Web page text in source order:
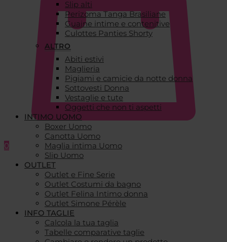
0
Slip alti
Perizoma Tanga Brasiliane
Guaine intime e contenitive
Culottes Panties Shorty
ALTRO
Abiti estivi
Maglieria
Pigiami e camicie da notte donna
Sottovesti Donna
Vestaglie e tute
Oggetti che non ti aspetti
INTIMO UOMO
Boxer Uomo
Canotta Uomo
Maglia intima Uomo
Slip Uomo
OUTLET
Outlet e Fine Serie
Outlet Costumi da bagno
Outlet Felina Intimo donna
Outlet Simone Pérèle
INFO TAGLIE
Calcola la tua taglia
Tabelle comparative taglie